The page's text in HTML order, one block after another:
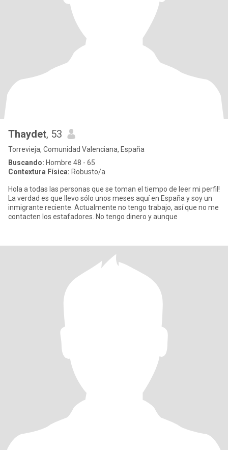
Thaydet, 53
Torrevieja, Comunidad Valenciana, España
Buscando: Hombre 48 - 65
Contextura Física: Robusto/a
Hola a todas las personas que se toman el tiempo de leer mi perfil!
La verdad es que llevo sólo unos meses aquí en España y soy un
inmigrante reciente. Actualmente no tengo trabajo, así que no me
contacten los estafadores. No tengo dinero y aunque